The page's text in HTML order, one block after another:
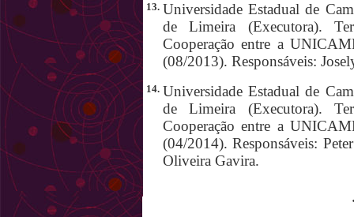
13. Universidade Estadual de
de Limeira (Executora).
Cooperação entre a
(08/2013). Responsáveis:
14. Universidade Estadual de
de Limeira (Executora).
Cooperação entre a
(04/2014). Responsáveis:
Oliveira Gavira.